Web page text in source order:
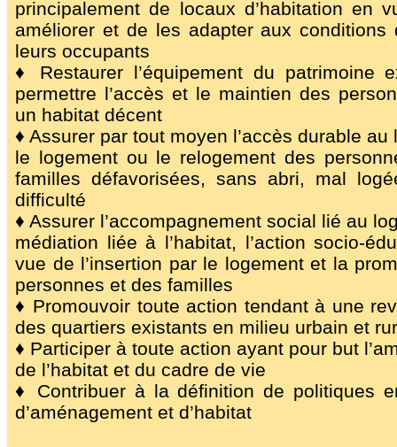
principalement de locaux d’habitation en
améliorer et de les adapter aux conditions
leurs occupants
♦ Restaurer l’équipement du patrimoine
permettre l’accès et le maintien des
un habitat décent
♦ Assurer par tout moyen l’accès durable au
le logement ou le relogement des
familles défavorisées, sans abri, mal
difficulté
♦ Assurer l’accompagnement social lié au
médiation liée à l’habitat, l’action socio-
vue de l’insertion par le logement et la
personnes et des familles
♦ Promouvoir toute action tendant à une
des quartiers existants en milieu urbain et
♦ Participer à toute action ayant pour but
de l’habitat et du cadre de vie
♦ Contribuer à la définition de politiques
d’aménagement et d’habitat